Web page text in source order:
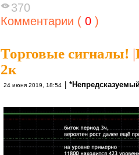
370
Комментарии ( 0 )
Торговые сигналы! |
2к
24 июня 2019, 18:54 |